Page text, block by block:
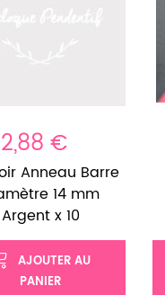
2,88 €
Anneau Barre
14 mm
Argent x 10
AJOUTER AU
PANIER